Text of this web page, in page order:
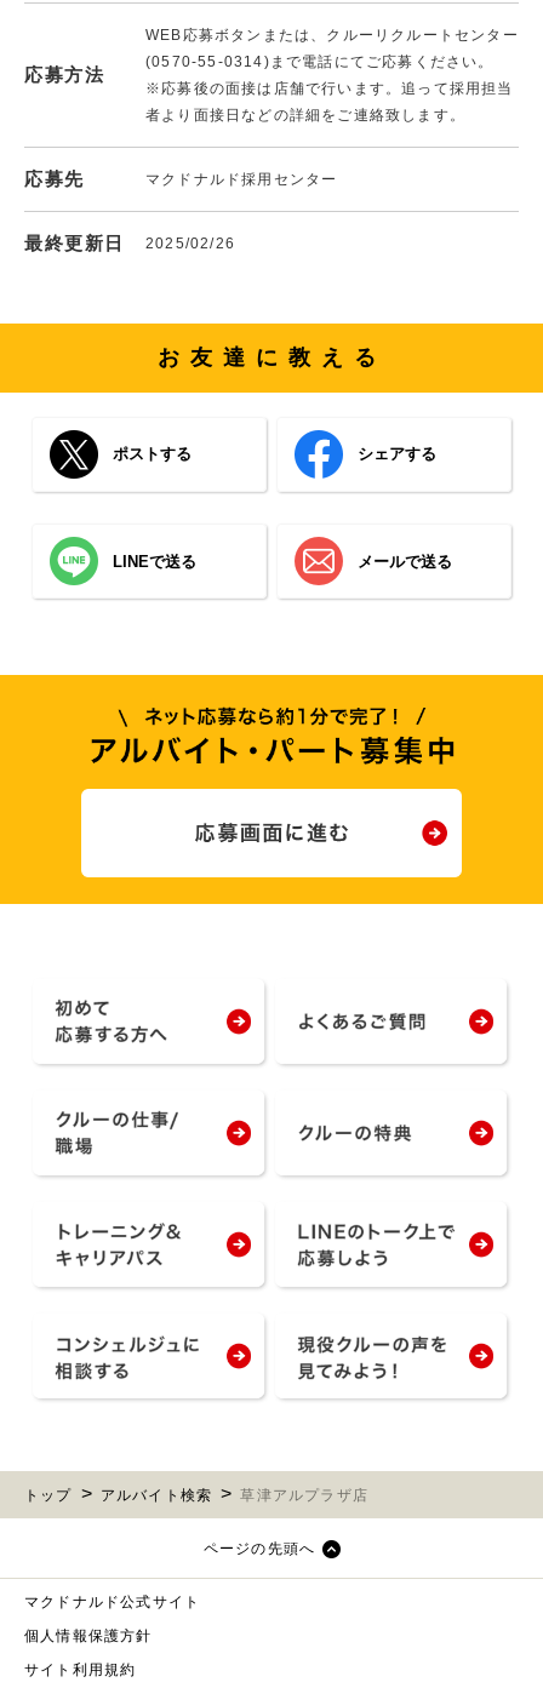
応募方法
WEB応募ボタンまたは、クルーリクルートセンター
(0570-55-0314)まで電話にてご応募ください。
※応募後の面接は店舗で行います。追って採用担当
者より面接日などの詳細をご連絡致します。
応募先 マクドナルド採用センター
最終更新日 2025/02/26
お友達に教える
ポストする シェアする
LINEで送る メールで送る
トップ アルバイト検索 草津アルプラザ店
ページの先頭へ
マクドナルド公式サイト
個人情報保護方針
サイト利用規約